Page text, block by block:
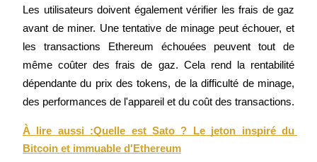
Exclusive for BitMart Users
Register & Trade to Win 500,000 USDT
Trade Gold & Silver · 33,333 USDT Bonus
Les utilisateurs doivent également vérifier les frais de gaz
avant de miner. Une tentative de minage peut échouer, et
les transactions Ethereum échouées peuvent tout de
même coûter des frais de gaz. Cela rend la rentabilité
dépendante du prix des tokens, de la difficulté de minage,
des performances de l'appareil et du coût des transactions.
À lire aussi :Quelle est Sato ? Le jeton inspiré du
Bitcoin et immuable d'Ethereum